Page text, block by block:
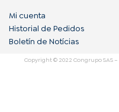
e
b
t
a
g
k
e
d
Mi cuenta
Historial de Pedidos
Boletín de Notícias
Copyright © 2022 Congrupo SAS –